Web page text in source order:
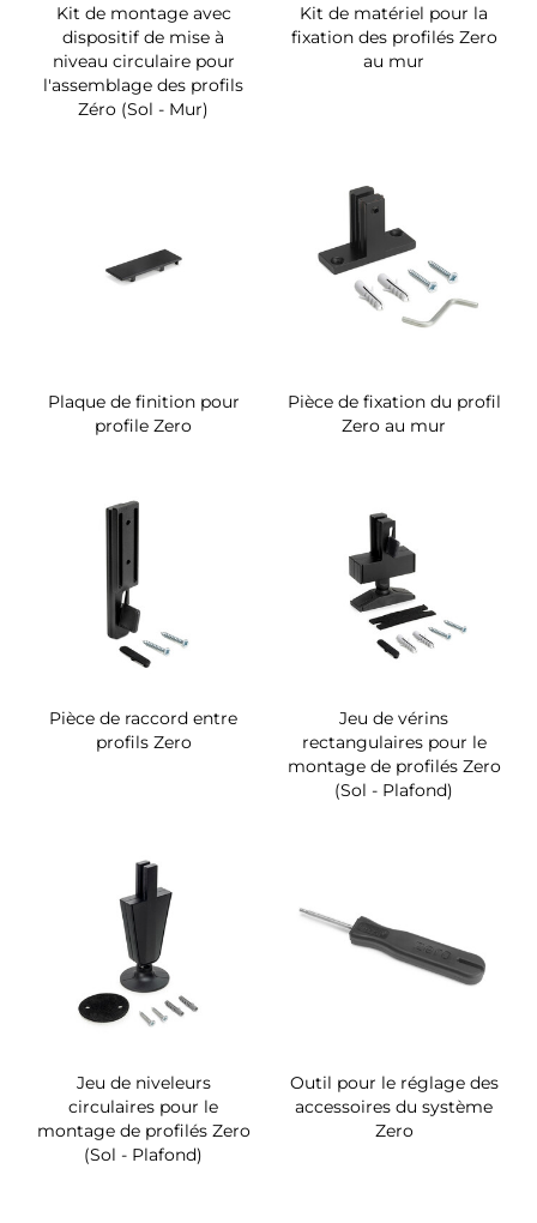
Kit de montage avec
dispositif de mise à
niveau circulaire pour
l'assemblage des profils
Zéro (Sol - Mur)
Kit de matériel pour la
fixation des profilés Zero
au mur
Plaque de finition pour
profile Zero
Pièce de fixation du profil
Zero au mur
Pièce de raccord entre
profils Zero
Jeu de vérins
rectangulaires pour le
montage de profilés Zero
(Sol - Plafond)
Jeu de niveleurs
circulaires pour le
montage de profilés Zero
(Sol - Plafond)
Outil pour le réglage des
accessoires du système
Zero